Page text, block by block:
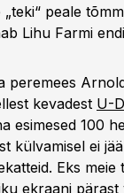
peale
Lihu Farmi
peremees
kevadest U-
esimesed 100
külvamisel ei
Eks
ekraani pärast